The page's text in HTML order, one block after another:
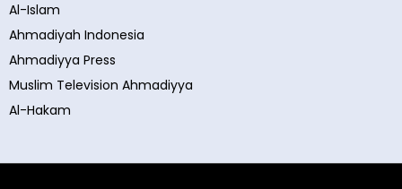
Al-Islam
Ahmadiyah Indonesia
Ahmadiyya Press
Muslim Television Ahmadiyya
Al-Hakam